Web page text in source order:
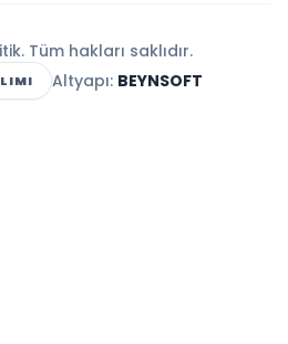
Tüm hakları saklıdır.
Altyapı: BEYNSOFT